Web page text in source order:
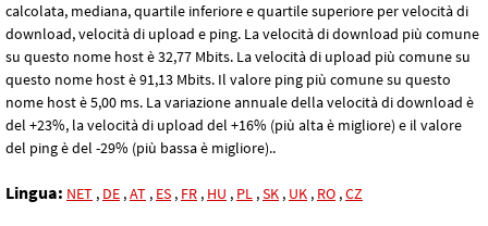
calcolata, mediana, quartile inferiore e quartile superiore per velocità di
download, velocità di upload e ping. La velocità di download più comune
su questo nome host è 32,77 Mbits. La velocità di upload più comune su
questo nome host è 91,13 Mbits. Il valore ping più comune su questo
nome host è 5,00 ms. La variazione annuale della velocità di download è
del +23%, la velocità di upload del +16% (più alta è migliore) e il valore
del ping è del -29% (più bassa è migliore)..
Lingua: NET , DE ,AT , ES , FR , HU , PL ,SK , UK , RO ,CZ